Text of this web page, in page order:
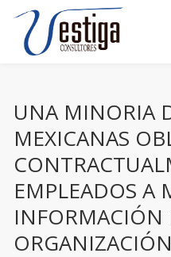
UNA MINORIA
MEXICANAS
EMPLEADOS A
INFORMACIÓN